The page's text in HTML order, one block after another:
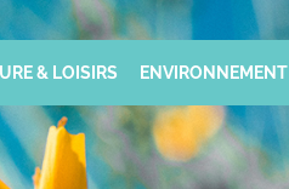
& LOISIRS ENVIRONNEMENT